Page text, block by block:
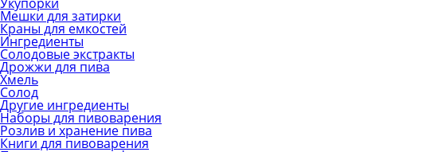
Мешки для затирки
Краны для емкостей
Ингредиенты
Солодовые экстракты
Дрожжи для пива
Хмель
Солод
Другие ингредиенты
Наборы для пивоварения
Розлив и хранение пива
Книги для пивоварения